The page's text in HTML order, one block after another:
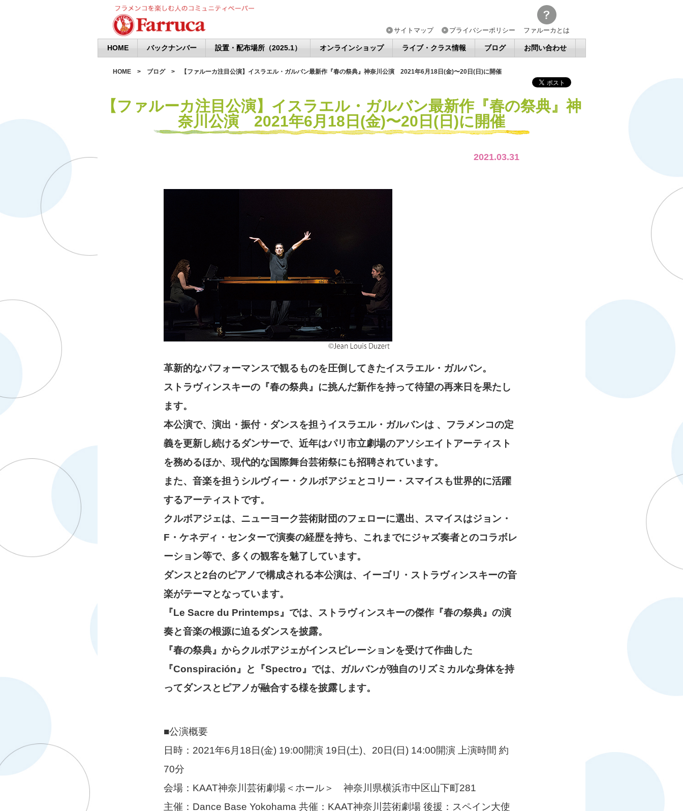
サイトマップ プライバシーポリシー ファルーカとは
HOME バックナンバー 設置・配布場所（2025.1） オンラインショップ ライブ・クラス情報 ブログ お問い合わせ
HOME ブログ 【ファルーカ注目公演】イスラエル・ガルバン最新作『春の祭典』神奈川公演 2021年6月18日(金)〜20日(日)に開催
【ファルーカ注目公演】イスラエル・ガルバン最新作『春の祭典』神
奈川公演 2021年6月18日(金)〜20日(日)に開催
2021.03.31
革新的なパフォーマンスで観るものを圧倒してきたイスラエル・ガルバン。
ストラヴィンスキーの『春の祭典』に挑んだ新作を持って待望の再来日を果たし
ます。
本公演で、演出・振付・ダンスを担うイスラエル・ガルバンは 、フラメンコの定
義を更新し続けるダンサーで、近年はパリ市立劇場のアソシエイトアーティスト
を務めるほか、現代的な国際舞台芸術祭にも招聘されています。
また、音楽を担うシルヴィー・クルボアジェとコリー・スマイスも世界的に活躍
するアーティストです。
クルボアジェは、ニューヨーク芸術財団のフェローに選出、スマイスはジョン・
F・ケネディ・センターで演奏の経歴を持ち、これまでにジャズ奏者とのコラボレ
ーション等で、多くの観客を魅了しています。
ダンスと2台のピアノで構成される本公演は、イーゴリ・ストラヴィンスキーの音
楽がテーマとなっています。
『Le Sacre du Printemps』では、ストラヴィンスキーの傑作『春の祭典』の演
奏と音楽の根源に迫るダンスを披露。
『春の祭典』からクルボアジェがインスピレーションを受けて作曲した
『Conspiración』と『Spectro』では、ガルバンが独自のリズミカルな身体を持
ってダンスとピアノが融合する様を披露します。
■公演概要
日時：2021年6月18日(金) 19:00開演 19日(土)、20日(日) 14:00開演 上演時間 約
70分
会場：KAAT神奈川芸術劇場＜ホール＞ 神奈川県横浜市中区山下町281
主催：Dance Base Yokohama 共催：KAAT神奈川芸術劇場 後援：スペイン大使